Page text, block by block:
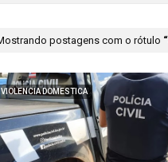
postagens com o rótulo
VIOLENCIA DOMESTICA